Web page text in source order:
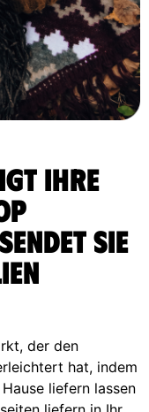
Ihre
sie
der den
hat, indem
liefern lassen